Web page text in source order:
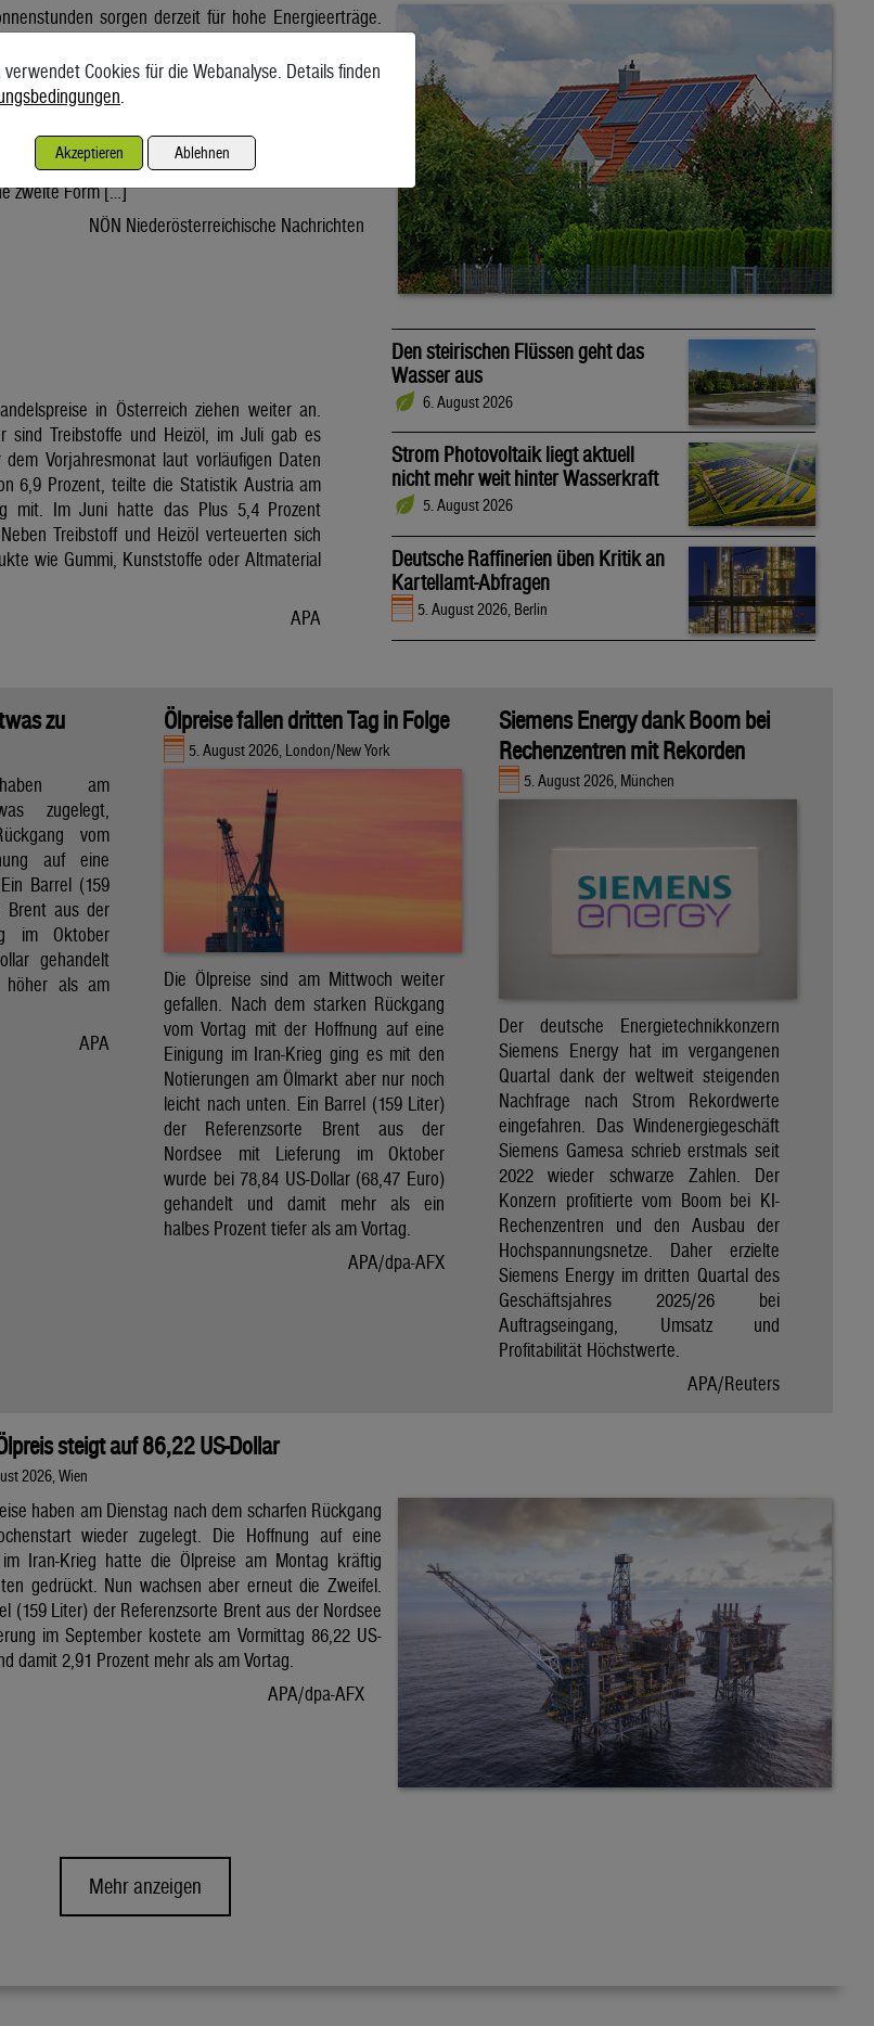
sorgen derzeit für hohe Energieerträge.
entlastet das Energiesystem. Dennoch steht sie
der Photovoltaik. Die Hitzewelle der
Während dabei meist über die hohen Stromerträge
gesprochen wird, liefert die Sonne
zweite Form […]
NÖN Niederösterreichische Nachrichten
in Österreich ziehen weiter an.
sind Treibstoffe und Heizöl, im Juli gab es
dem Vorjahresmonat laut vorläufigen Daten
6,9 Prozent, teilte die Statistik Austria am
mit. Im Juni hatte das Plus 5,4 Prozent
Treibstoff und Heizöl verteuerten sich
wie Gummi, Kunststoffe oder Altmaterial
APA
Den steirischen Flüssen geht das
Wasser aus
6. August 2026
Strom Photovoltaik liegt aktuell
nicht mehr weit hinter Wasserkraft
5. August 2026
Deutsche Raffinerien üben Kritik an
Kartellamt-Abfragen
5. August 2026, Berlin
zu
am
zugelegt,
vom
auf eine
Barrel (159
Brent aus der
im Oktober
gehandelt
höher als am
APA
Ölpreise fallen dritten Tag in Folge
5. August 2026, London/New York
Die Ölpreise sind am Mittwoch weiter
gefallen. Nach dem starken Rückgang
vom Vortag mit der Hoffnung auf eine
Einigung im Iran-Krieg ging es mit den
Notierungen am Ölmarkt aber nur noch
leicht nach unten. Ein Barrel (159 Liter)
der Referenzsorte Brent aus der
Nordsee mit Lieferung im Oktober
wurde bei 78,84 US-Dollar (68,47 Euro)
gehandelt und damit mehr als ein
halbes Prozent tiefer als am Vortag.
APA/dpa-AFX
Siemens Energy dank Boom bei
Rechenzentren mit Rekorden
5. August 2026, München
Der deutsche Energietechnikkonzern
Siemens Energy hat im vergangenen
Quartal dank der weltweit steigenden
Nachfrage nach Strom Rekordwerte
eingefahren. Das Windenergiegeschäft
Siemens Gamesa schrieb erstmals seit
2022 wieder schwarze Zahlen. Der
Konzern profitierte vom Boom bei KI-
Rechenzentren und den Ausbau der
Hochspannungsnetze. Daher erzielte
Siemens Energy im dritten Quartal des
Geschäftsjahres 2025/26 bei
Auftragseingang, Umsatz und
Profitabilität Höchstwerte.
APA/Reuters
steigt auf 86,22 US-Dollar
2026, Wien
haben am Dienstag nach dem scharfen Rückgang
wieder zugelegt. Die Hoffnung auf eine
im Iran-Krieg hatte die Ölpreise am Montag kräftig
gedrückt. Nun wachsen aber erneut die Zweifel.
(159 Liter) der Referenzsorte Brent aus der Nordsee
im September kostete am Vormittag 86,22 US-
damit 2,91 Prozent mehr als am Vortag.
APA/dpa-AFX
Mehr anzeigen
verwendet Cookies für die Webanalyse. Details finden
Akzeptieren Ablehnen